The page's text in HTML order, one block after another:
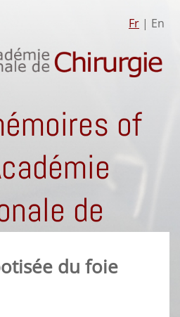
Fr | En
of
de
du foie